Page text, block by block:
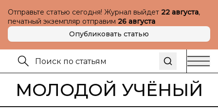
Отправьте статью сегодня! Журнал выйдет 22 августа,
печатный экземпляр отправим 26 августа
Опубликовать статью
МОЛОДОЙ УЧЁНЫЙ